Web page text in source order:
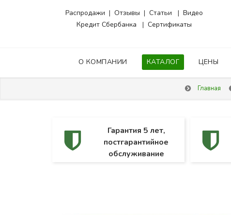
Распродажи | Отзывы | Статьи | Видео
Кредит Сбербанка | Сертификаты
О КОМПАНИИ КАТАЛОГ ЦЕНЫ
Главная
Гарантия 5 лет,
постгарантийное
обслуживание